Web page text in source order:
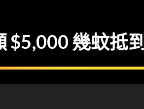
$5,000 幾蚊抵